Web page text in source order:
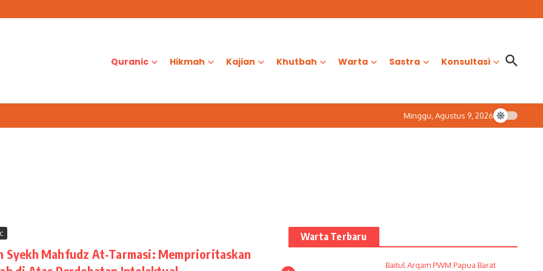
Quranic Hikmah Kajian Khutbah Warta Sastra Konsultasi
Minggu, Agustus 9, 2026
Syekh Mahfudz At-Tarmasi: Memprioritaskan
Warta Terbaru
Baitul Arqam PWM Papua Barat